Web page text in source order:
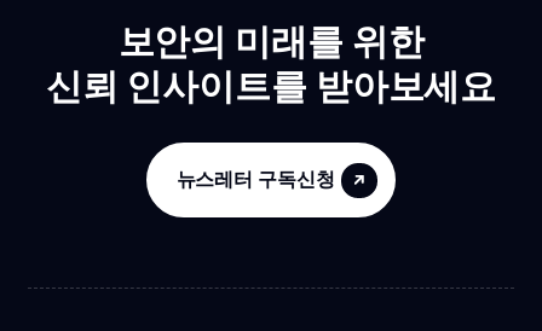
보안의 미래를 위한
신뢰 인사이트를 받아보세요
뉴스레터 구독신청